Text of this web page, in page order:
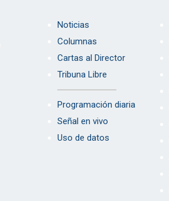
Noticias
Columnas
Cartas al Director
Tribuna Libre
Programación diaria
Señal en vivo
Uso de datos